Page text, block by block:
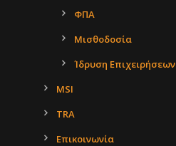
ΦΠΑ
Μισθοδοσία
Ίδρυση Επιχειρήσεων
MSI
TRA
Επικοινωνία